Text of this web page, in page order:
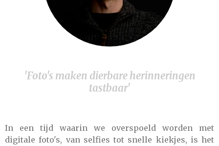
'Foto's maken dierbare herinneringen
tastbaar'
In een tijd waarin we overspoeld worden met
digitale foto's, van selfies tot snelle kiekjes, is het